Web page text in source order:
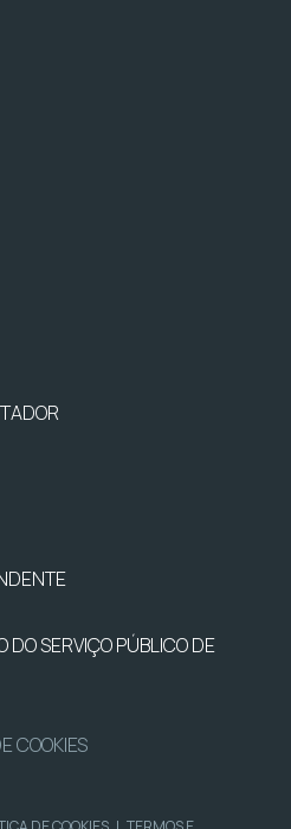
DO SERVIÇO PÚBLICO DE
COOKIES